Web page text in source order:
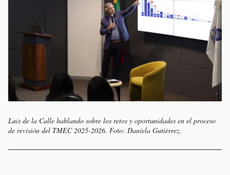
Luis de la Calle hablando sobre los retos y oportunidades en el proceso
de revisión del TMEC 2025-2026. Foto: Daniela Gutiérrez.